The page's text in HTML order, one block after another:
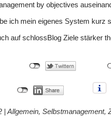
by objectives
ich mein eigenes System kurz
auf schlossBlog Ziele stärker
| Allgemein, Selbstmanagement,